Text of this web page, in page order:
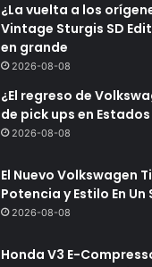
¿La vuelta a los
Vintage Sturgis SD
en grande
2026-08-08
¿El regreso de
de pick ups en
2026-08-08
El Nuevo Volkswagen
Potencia y Estilo En Un
2026-08-08
Honda V3 E-